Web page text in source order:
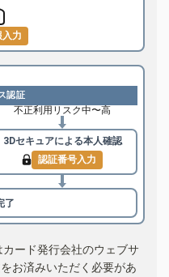
入力
認証
不正利用リスク中〜高
3Dセキュアによる本人確認
認証番号入力
了
ード発行会社のウェブサ
お済みいただく必要があ